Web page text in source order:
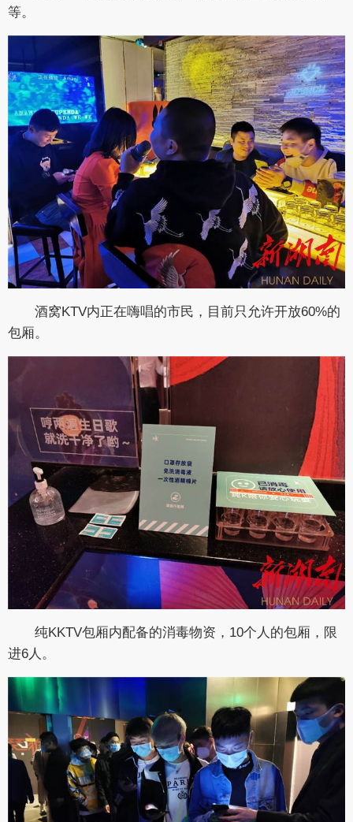
等。
酒窝KTV内正在嗨唱的市民，目前只允许开放60%的
包厢。
纯KKTV包厢内配备的消毒物资，10个人的包厢，限
进6人。